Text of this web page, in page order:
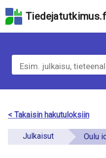
hakukenttään
pääsisältöön
Hyppää
e
H
a
e
t
< Takaisin hakutuloksiin
Julkaisut Oulu idän ja